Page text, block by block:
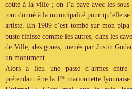
coûté à la ville ; on l’a payé avec les
tout donné à la municipalité pour qu’elle se
artiste. En 1909 c’est tombé sur mon
buste finisse comme les autres, dans les
de Ville, des gones, menés par Justin
un monument.
Alors a lieu une passe d’armes
prétendant être la 1re marionnette lyonnaise.